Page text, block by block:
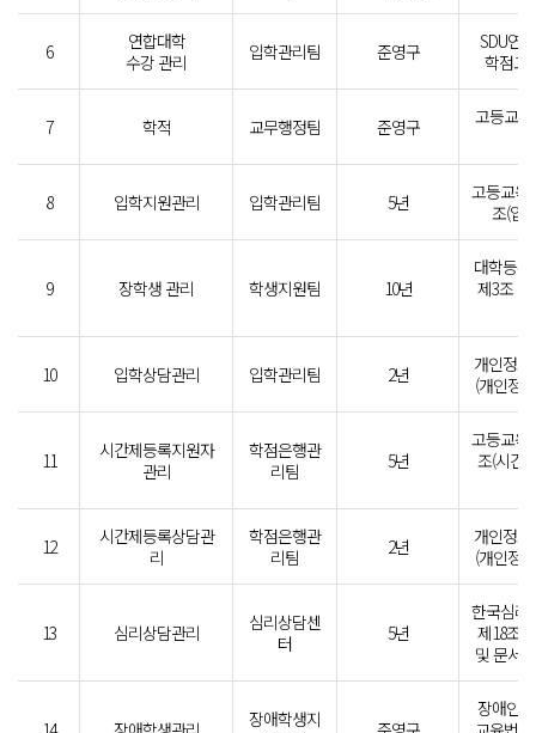
6
연합대학
수강 관리
입학관리팀 준영구
SDU연
학점교
7 학적 교무행정팀 준영구
고등교
8 입학지원관리 입학관리팀 5년
고등교육
조(입
9 장학생 관리 학생지원팀 10년
대학등
제3조 (
10 입학상담관리 입학관리팀 2년
개인정
(개인정
11
시간제등록지원자
관리
학점은행관
리팀
5년
고등교육
조(시간
12
시간제등록상담관
리
학점은행관
리팀
2년
개인정
(개인정
13 심리상담관리
심리상담센
터
5년
한국심리
제18조
및 문서
장애학생지
장애인